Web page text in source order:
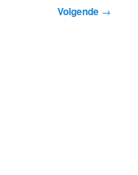
Volgende →